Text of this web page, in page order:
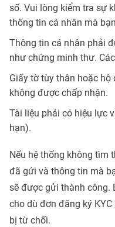
số. Vui lòng kiểm tra sự
thông tin cá nhân mà
Thông tin cá nhân phải
như chứng minh thư.
Giấy tờ tùy thân hoặc hộ
không được chấp nhận.
Tài liệu phải có hiệu lực
hạn).
Nếu hệ thống không tìm
đã gửi và thông tin mà
sẽ được gửi thành công.
cho dù đơn đăng ký
bị từ chối.